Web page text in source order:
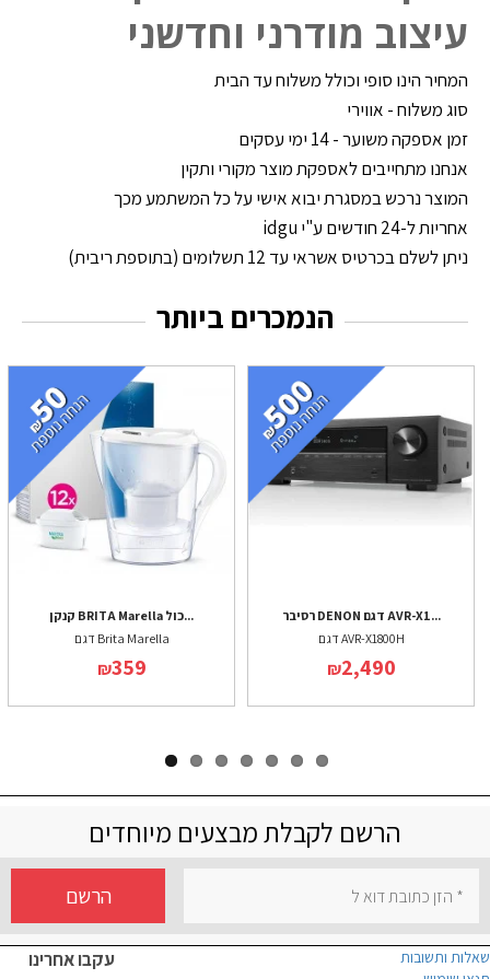
עיצוב מודרני וחדשני
המחיר הינו סופי וכולל משלוח עד הבית
סוג משלוח - אווירי
זמן אספקה משוער - 14 ימי עסקים
אנחנו מתחייבים לאספקת מוצר מקורי ותקין
המוצר נרכש במסגרת יבוא אישי על כל המשתמע מכך
אחריות ל-24 חודשים ע"י idgu
ניתן לשלם בכרטיס אשראי עד 12 תשלומים (בתוספת ריבית)
הנמכרים ביותר
קנקן BRITA Marella כול...
דגם Brita Marella
₪359
רסיבר DENON דגם AVR-X1...
דגם AVR-X1800H
₪2,490
הרשם לקבלת מבצעים מיוחדים
הרשם
עקבו אחרינו
שאלות ותשובות